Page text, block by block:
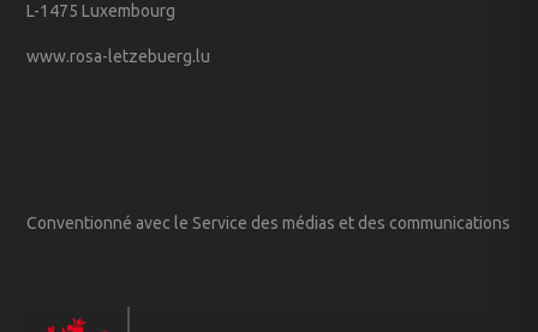
L-1475 Luxembourg
www.rosa-letzebuerg.lu
Conventionné avec le Service des médias et des communications